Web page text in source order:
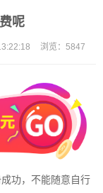
呢
浏览： 5847
成功，不能随意自行